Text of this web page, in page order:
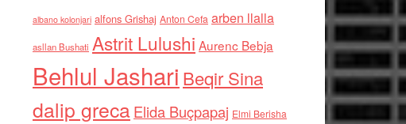
albano kolonjari alfons Grishaj Anton Cefa arben llalla
asllan Bushati Astrit Lulushi Aurenc Bebja
Behlul Jashari Beqir Sina
dalip grecaElida Buçpapaj Elmi Berisha